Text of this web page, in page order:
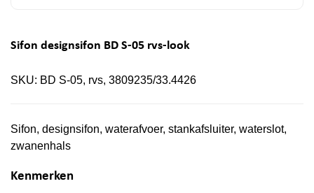
Sifon designsifon BD S-05 rvs-look
SKU: BD S-05, rvs, 3809235/33.4426
Sifon, designsifon, waterafvoer, stankafsluiter, waterslot,
zwanenhals
Kenmerken